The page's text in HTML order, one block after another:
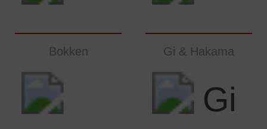
Bokken Gi & Hakama